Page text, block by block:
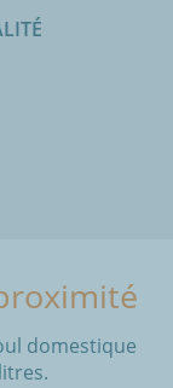
domestique